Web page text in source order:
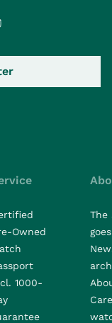
Owned
1000-
The